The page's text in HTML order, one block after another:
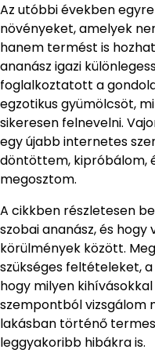
Az utóbbi években
növényeket, amelyek
hanem termést is
ananász igazi
foglalkoztatott a
egzotikus gyümölcsöt,
sikeresen felnevelni.
egy újabb internetes
döntöttem, kipróbálom,
megosztom.
A cikkben részletesen
szobai ananász, és
körülmények között.
szükséges feltételeket,
hogy milyen
szempontból vizsgálom
lakásban történő
leggyakoribb hibákra is.